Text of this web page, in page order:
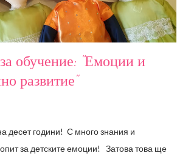
обучение: "Емоции и
развитие"
десет години! С много знания и
за детските емоции! Затова това ще